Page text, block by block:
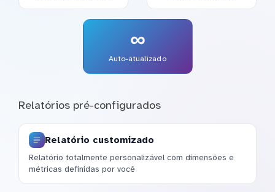
∞
Auto-atualizado
Relatórios pré-configurados
Relatório customizado
Relatório totalmente personalizável com dimensões e
métricas definidas por você